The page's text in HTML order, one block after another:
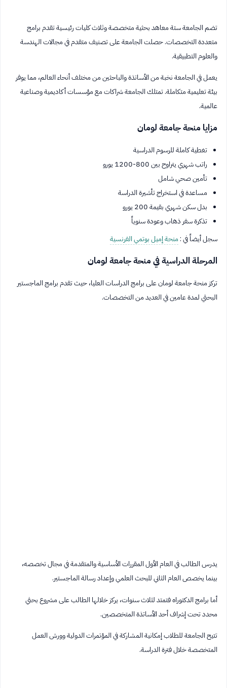
تضم الجامعة ستة معاهد بحثية متخصصة وثلاث كليات رئيسية تقدم برامج
متعددة التخصصات. حصلت الجامعة على تصنيف متقدم في مجالات الهندسة
والعلوم التطبيقية.
يعمل في الجامعة نخبة من الأساتذة والباحثين من مختلف أنحاء العالم، مما يوفر
بيئة تعليمية متكاملة. تمتلك الجامعة شراكات مع مؤسسات أكاديمية وصناعية
عالمية.
مزايا منحة جامعة لومان
تغطية كاملة للرسوم الدراسية
راتب شهري يتراوح بين 800-1200 يورو
تأمين صحي شامل
مساعدة في استخراج تأشيرة الدراسة
بدل سكن شهري بقيمة 200 يورو
تذكرة سفر ذهاب وعودة سنوياً
سجل أيضاً في :منحة إميل بوتمي الفرنسية
المرحلة الدراسية في منحة جامعة لومان
تركز منحة جامعة لومان على برامج الدراسات العليا، حيث تقدم برامج الماجستير
البحثي لمدة عامين في العديد من التخصصات.
يدرس الطالب في العام الأول المقررات الأساسية والمتقدمة في مجال تخصصه،
بينما يخصص العام الثاني للبحث العلمي وإعداد رسالة الماجستير.
أما برامج الدكتوراه فتمتد لثلاث سنوات، يركز خلالها الطالب على مشروع بحثي
محدد تحت إشراف أحد الأساتذة المتخصصين.
تتيح الجامعة للطلاب إمكانية المشاركة في المؤتمرات الدولية وورش العمل
المتخصصة خلال فترة الدراسة.